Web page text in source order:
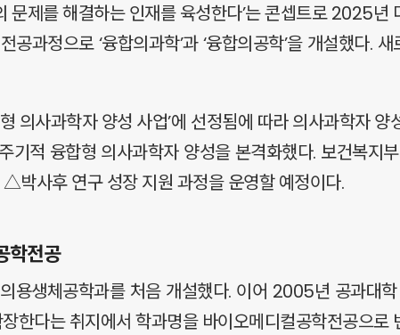
문제를 해결하는 인재를 육성한다’는 콘셉트로 2025
과정으로 ‘융합의과학’과 ‘융합의공학’을 개설했다.
의사과학자 양성 사업’에 선정됨에 따라 의사과학자
기적 융합형 의사과학자 양성을 본격화했다. 보건복
사후 연구 성장 지원 과정을 운영할 예정이다.
학전공
용생체공학과를 처음 개설했다. 이어 2005년 공과대
한다는 취지에서 학과명을 바이오메디컬공학전공으로